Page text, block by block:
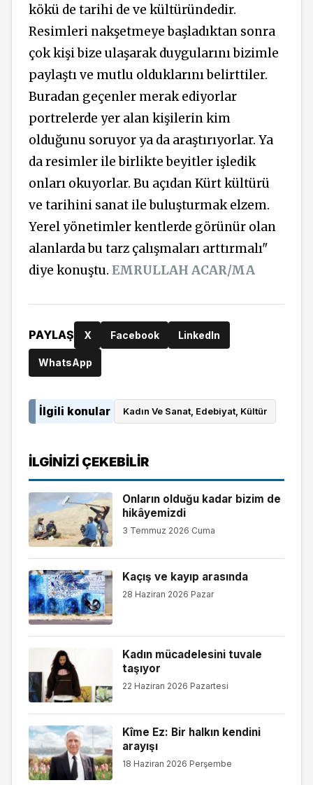
kökü de tarihi de ve kültüründedir.
Resimleri nakşetmeye başladıktan sonra
çok kişi bize ulaşarak duygularını bizimle
paylaştı ve mutlu olduklarını belirttiler.
Buradan geçenler merak ediyorlar
portrelerde yer alan kişilerin kim
olduğunu soruyor ya da araştırıyorlar. Ya
da resimler ile birlikte beyitler işledik
onları okuyorlar. Bu açıdan Kürt kültürü
ve tarihini sanat ile buluşturmak elzem.
Yerel yönetimler kentlerde görünür olan
alanlarda bu tarz çalışmaları arttırmalı"
diye konuştu. EMRULLAH ACAR/MA
PAYLAŞ X Facebook LinkedIn
WhatsApp
İlgili konular Kadın Ve Sanat, Edebiyat, Kültür
İLGINIZI ÇEKEBILIR
Onların olduğu kadar bizim de
hikâyemizdi
3 Temmuz 2026 Cuma
Kaçış ve kayıp arasında
28 Haziran 2026 Pazar
Kadın mücadelesini tuvale
taşıyor
22 Haziran 2026 Pazartesi
Kîme Ez: Bir halkın kendini
arayışı
18 Haziran 2026 Perşembe